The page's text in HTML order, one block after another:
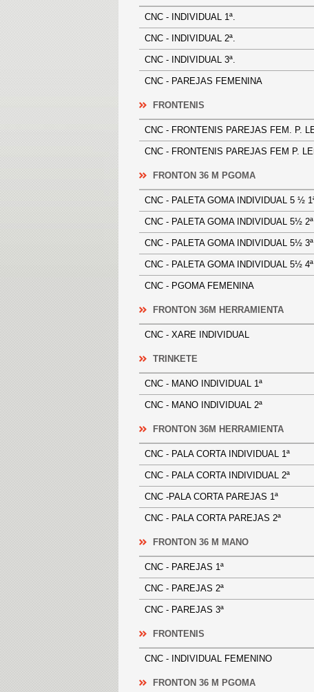
CNC - INDIVIDUAL 1ª.
CNC - INDIVIDUAL 2ª.
CNC - INDIVIDUAL 3ª.
CNC - PAREJAS FEMENINA
FRONTENIS
CNC - FRONTENIS PAREJAS FEM. P.
CNC - FRONTENIS PAREJAS FEM P.
FRONTON 36 M PGOMA
CNC - PALETA GOMA INDIVIDUAL 5
CNC - PALETA GOMA INDIVIDUAL
CNC - PALETA GOMA INDIVIDUAL
CNC - PALETA GOMA INDIVIDUAL
CNC - PGOMA FEMENINA
FRONTON 36M HERRAMIENTA
CNC - XARE INDIVIDUAL
TRINKETE
CNC - MANO INDIVIDUAL 1ª
CNC - MANO INDIVIDUAL 2ª
FRONTON 36M HERRAMIENTA
CNC - PALA CORTA INDIVIDUAL 1ª
CNC - PALA CORTA INDIVIDUAL 2ª
CNC -PALA CORTA PAREJAS 1ª
CNC - PALA CORTA PAREJAS 2ª
FRONTON 36 M MANO
CNC - PAREJAS 1ª
CNC - PAREJAS 2ª
CNC - PAREJAS 3ª
FRONTENIS
CNC - INDIVIDUAL FEMENINO
FRONTON 36 M PGOMA